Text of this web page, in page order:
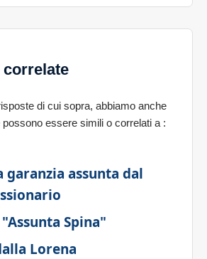
di cui sopra, abbiamo anche
essere simili o correlati a :
garanzia assunta dal
Spina"
Lorena